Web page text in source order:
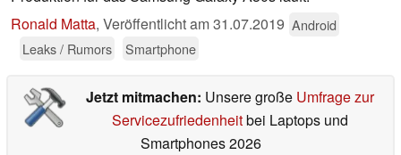
Ronald Matta, Veröffentlicht am31.07.2019 Android
Leaks / Rumors
Smartphone
Jetzt mitmachen: Unsere große Umfrage zur
Servicezufriedenheitbei Laptops und
Smartphones 2026